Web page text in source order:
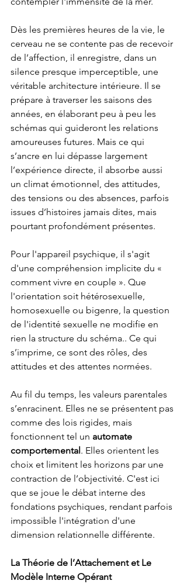
Dès les premières heures de la vie, le
cerveau ne se contente pas de recevoir
de l’affection, il enregistre, dans un
silence presque imperceptible, une
véritable architecture intérieure. Il se
prépare à traverser les saisons des
années, en élaborant peu à peu les
schémas qui guideront les relations
amoureuses futures. Mais ce qui
s’ancre en lui dépasse largement
l’expérience directe, il absorbe aussi
un climat émotionnel, des attitudes,
des tensions ou des absences, parfois
issues d’histoires jamais dites, mais
pourtant profondément présentes.
Pour l'appareil psychique, il s'agit
d'une compréhension implicite du «
comment vivre en couple ». Que
l'orientation soit hétérosexuelle,
homosexuelle ou bigenre, la question
de l'identité sexuelle ne modifie en
rien la structure du schéma.. Ce qui
s’imprime, ce sont des rôles, des
attitudes et des attentes normées.
Au fil du temps, les valeurs parentales
s’enracinent. Elles ne se présentent pas
comme des lois rigides, mais
fonctionnent tel un automate
comportemental . Elles orientent les
choix et limitent les horizons par une
contraction de l’objectivité. C'est ici
que se joue le débat interne des
fondations psychiques, rendant parfois
impossible l'intégration d'une
dimension relationnelle différente.
La Théorie de l’Attachement et Le
Modèle Interne Opérant